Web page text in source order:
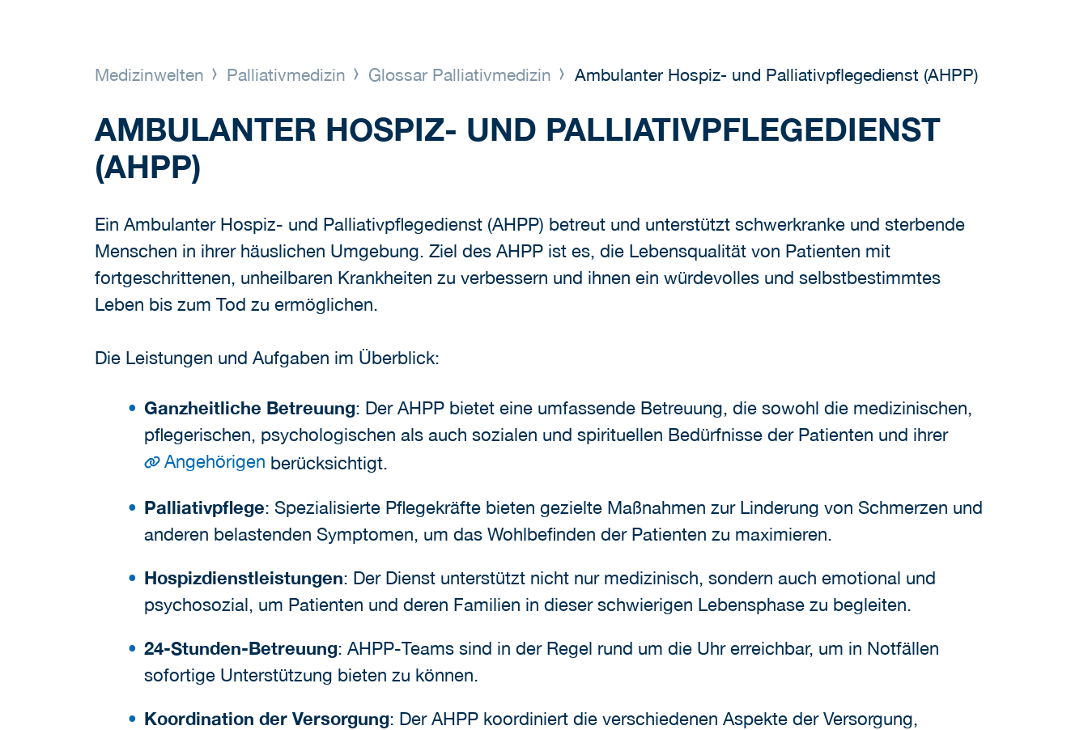
Medizinwelten Palliativmedizin Glossar Palliativmedizin Ambulanter Hospiz- und Palliativpflegedienst (AHPP)
AMBULANTER HOSPIZ- UND PALLIATIVPFLEGEDIENST
(AHPP)
Ein Ambulanter Hospiz- und Palliativpflegedienst (AHPP) betreut und unterstützt schwerkranke und sterbende
Menschen in ihrer häuslichen Umgebung. Ziel des AHPP ist es, die Lebensqualität von Patienten mit
fortgeschrittenen, unheilbaren Krankheiten zu verbessern und ihnen ein würdevolles und selbstbestimmtes
Leben bis zum Tod zu ermöglichen.
Die Leistungen und Aufgaben im Überblick:
Ganzheitliche Betreuung: Der AHPP bietet eine umfassende Betreuung, die sowohl die medizinischen,
pflegerischen, psychologischen als auch sozialen und spirituellen Bedürfnisse der Patienten und ihrer
Angehörigen berücksichtigt.
Palliativpflege: Spezialisierte Pflegekräfte bieten gezielte Maßnahmen zur Linderung von Schmerzen und
anderen belastenden Symptomen, um das Wohlbefinden der Patienten zu maximieren.
Hospizdienstleistungen: Der Dienst unterstützt nicht nur medizinisch, sondern auch emotional und
psychosozial, um Patienten und deren Familien in dieser schwierigen Lebensphase zu begleiten.
24-Stunden-Betreuung: AHPP-Teams sind in der Regel rund um die Uhr erreichbar, um in Notfällen
sofortige Unterstützung bieten zu können.
Koordination der Versorgung: Der AHPP koordiniert die verschiedenen Aspekte der Versorgung,